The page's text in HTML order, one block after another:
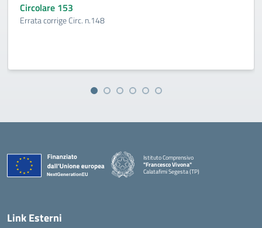
Circolare 153
Errata corrige Circ. n.148
Istituto Comprensivo
"Francesco Vivona"
Calatafimi Segesta (TP)
— Visita la pagina iniziale della scuola
Link Esterni